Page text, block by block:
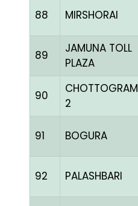
88 MIRSHORAI
89
JAMUNA TOLL
PLAZA
90
CHOTTOGRAM
2
91 BOGURA
92 PALASHBARI